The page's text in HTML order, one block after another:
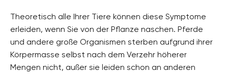
Theoretisch alle Ihrer Tiere können diese Symptome
erleiden, wenn Sie von der Pflanze naschen. Pferde
und andere große Organismen sterben aufgrund ihrer
Körpermasse selbst nach dem Verzehr höherer
Mengen nicht, außer sie leiden schon an anderen